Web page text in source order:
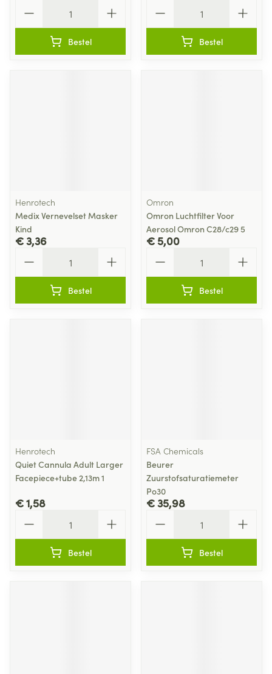
Bestel Bestel
Henrotech
Medix Vernevelset Masker
Kind
€ 3,36
Bestel
Omron
Omron Luchtfilter Voor
Aerosol Omron C28/c29 5
€ 5,00
Bestel
Henrotech
Quiet Cannula Adult Larger
Facepiece+tube 2,13m 1
€ 1,58
Bestel
FSA Chemicals
Beurer
Zuurstofsaturatiemeter
Po30
€ 35,98
Bestel